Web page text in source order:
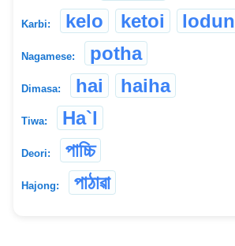
Karbi: kelo ketoi lodun
Nagamese: potha
Dimasa: hai haiha
Tiwa: Ha`l
Deori: পাচ্চি
Hajong: পাঠাৱা